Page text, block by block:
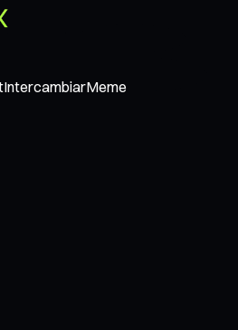
IntercambiarMeme